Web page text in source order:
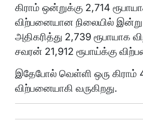
கிராம் ஒன்றுக்கு 2,714
விற்பனையான நிலையில் இன்று
அதிகரித்து 2,739 ரூபாயாக
சவரன் 21,912 ரூபாய்க்கு
இதேபோல் வெள்ளி ஒரு கிராம்
விற்பனையாகி வருகிறது.